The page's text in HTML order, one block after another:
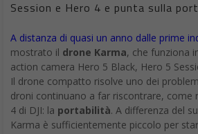
Session e Hero 4 e punta sulla
A distanza di quasi un anno dalle prime
mostrato il drone Karma, che funziona
action camera Hero 5 Black, Hero 5
Il drone compatto risolve uno dei
droni continuano a far riscontrare, come
4 di DJI: la portabilità. A differenza del
Karma è sufficientemente piccolo per